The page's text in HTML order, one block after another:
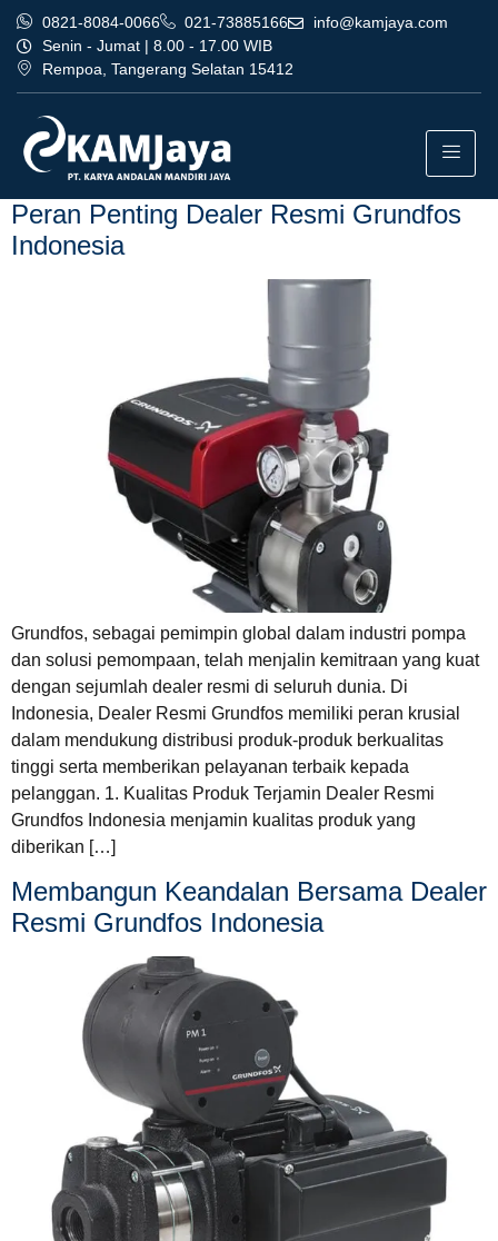
0821-8084-0066 021-73885166
info@kamjaya.com
Senin - Jumat | 8.00 - 17.00 WIB
Rempoa, Tangerang Selatan 15412
Tag:
indonesia profesional bogor
Peran Penting Dealer Resmi Grundfos
Indonesia
Grundfos, sebagai pemimpin global dalam industri pompa
dan solusi pemompaan, telah menjalin kemitraan yang kuat
dengan sejumlah dealer resmi di seluruh dunia. Di
Indonesia, Dealer Resmi Grundfos memiliki peran krusial
dalam mendukung distribusi produk-produk berkualitas
tinggi serta memberikan pelayanan terbaik kepada
pelanggan. 1. Kualitas Produk Terjamin Dealer Resmi
Grundfos Indonesia menjamin kualitas produk yang
diberikan […]
Membangun Keandalan Bersama Dealer
Resmi Grundfos Indonesia